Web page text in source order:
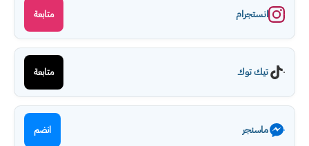
انستجرام متابعة
تيك توك متابعة
ماسنجر انضم